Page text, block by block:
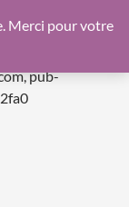
js/
pub-
Aller
Merci pour votre